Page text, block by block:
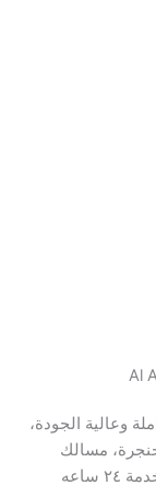
وعالية الجودة،
مسالك
بولية، جلدية، طب عام، مختبر أشعة، طوارئ وخدمة ٢٤ ساعه